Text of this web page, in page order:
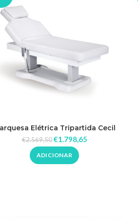
Elétrica Tripartida Cecil
€2.569,50 €1.798,65
ADICIONAR